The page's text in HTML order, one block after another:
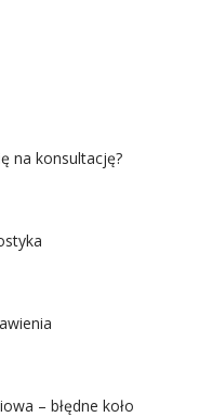
na konsultację?
– błędne koło